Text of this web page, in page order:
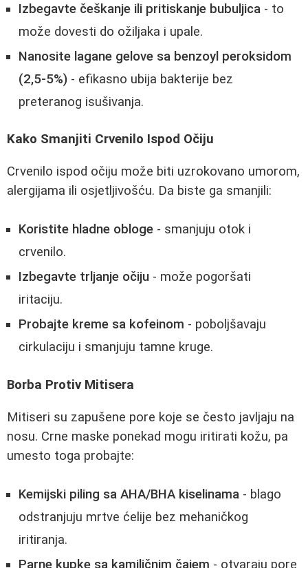
Izbegavte češkanje ili pritiskanje bubuljica - to
može dovesti do ožiljaka i upale.
Nanosite lagane gelove sa benzoyl peroksidom
(2,5-5%) - efikasno ubija bakterije bez
preteranog isušivanja.
Kako Smanjiti Crvenilo Ispod Očiju
Crvenilo ispod očiju može biti uzrokovano umorom,
alergijama ili osjetljivošću. Da biste ga smanjili:
Koristite hladne obloge - smanjuju otok i
crvenilo.
Izbegavte trljanje očiju - može pogoršati
iritaciju.
Probajte kreme sa kofeinom - poboljšavaju
cirkulaciju i smanjuju tamne kruge.
Borba Protiv Mitisera
Mitiseri su zapušene pore koje se često javljaju na
nosu. Crne maske ponekad mogu iritirati kožu, pa
umesto toga probajte:
Kemijski piling sa AHA/BHA kiselinama - blago
odstranjuju mrtve ćelije bez mehaničkog
iritiranja.
Parne kupke sa kamiličnim čajem - otvaraju pore